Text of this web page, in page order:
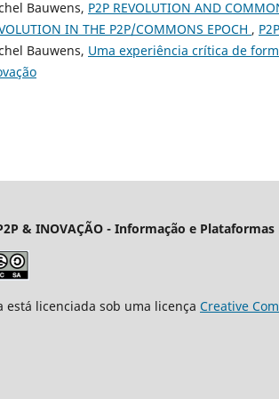
Bauwens, P2P REVOLUTION AND
IN THE P2P/COMMONS EPOCH ,
Bauwens, Uma experiência crítica de
& INOVAÇÃO - Informação e
está licenciada sob uma licença Creative